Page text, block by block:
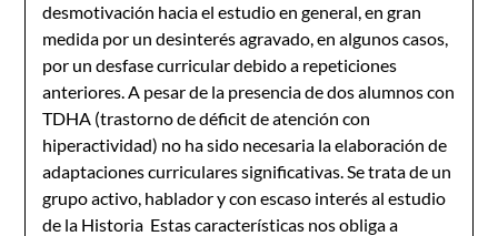
desmotivación hacia el estudio en general, en gran
medida por un desinterés agravado, en algunos casos,
por un desfase curricular debido a repeticiones
anteriores. A pesar de la presencia de dos alumnos con
TDHA (trastorno de déficit de atención con
hiperactividad) no ha sido necesaria la elaboración de
adaptaciones curriculares significativas. Se trata de un
grupo activo, hablador y con escaso interés al estudio
de la Historia Estas características nos obliga a